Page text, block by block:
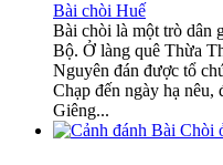
Bài chòi Huế
Bài chòi là một trò dân
Bộ. Ở làng quê Thừa
Nguyên đán được tổ
Chạp đến ngày hạ nêu,
Giêng...